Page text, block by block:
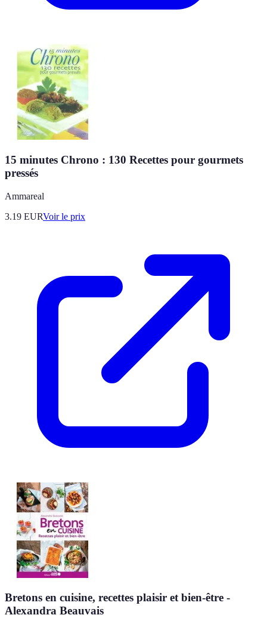
15 minutes Chrono : 130 Recettes pour gourmets
pressés
Ammareal
3.19 EURVoir le prix
Bretons en cuisine, recettes plaisir et bien-être -
Alexandra Beauvais